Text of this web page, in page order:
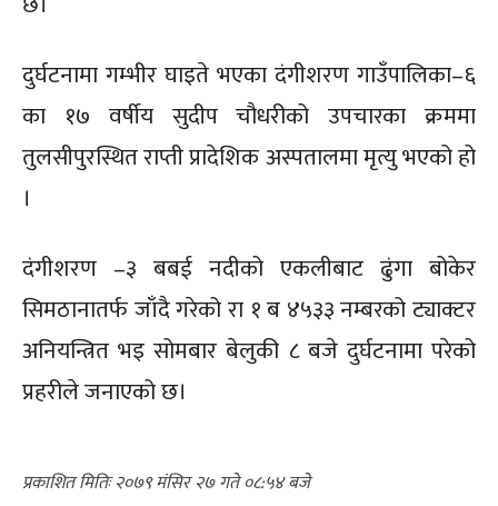
दुर्घटनामा गम्भीर घाइते भएका दंगीशरण गाउँपालिका–६
का १७ वर्षीय सुदीप चौधरीको उपचारका क्रममा
तुलसीपुरस्थित राप्ती प्रादेशिक अस्पतालमा मृत्यु भएको हो
।
दंगीशरण –३ बबई नदीको एकलीबाट ढुंगा बोकेर
सिमठानातर्फ जाँदै गरेको रा १ ब ४५३३ नम्बरको ट्याक्टर
अनियन्त्रित भइ सोमबार बेलुकी ८ बजे दुर्घटनामा परेको
प्रहरीले जनाएको छ।
२०७९ मंसिर २७ गते ०८:५४